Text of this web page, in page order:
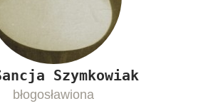
Szymkowiak
błogosławiona